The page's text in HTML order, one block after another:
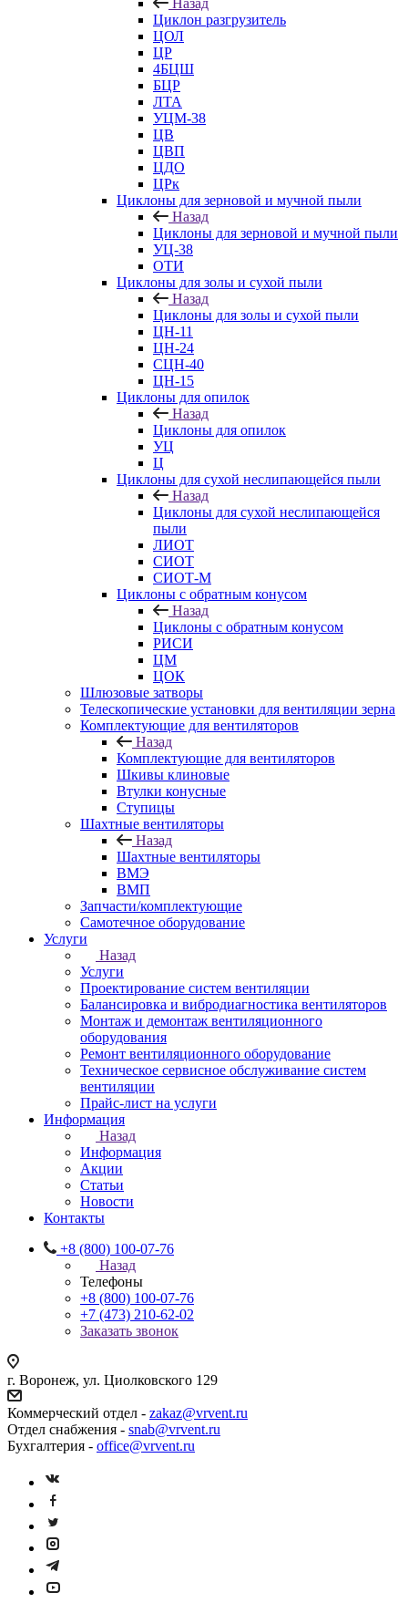
Назад
Циклон разгрузитель
ЦОЛ
ЦР
4БЦШ
БЦР
ЛТА
УЦМ-38
ЦВ
ЦВП
ЦДО
ЦРк
Циклоны для зерновой и мучной пыли
Назад
Циклоны для зерновой и мучной пыли
УЦ-38
ОТИ
Циклоны для золы и сухой пыли
Назад
Циклоны для золы и сухой пыли
ЦН-11
ЦН-24
СЦН-40
ЦН-15
Циклоны для опилок
Назад
Циклоны для опилок
УЦ
Ц
Циклоны для сухой неслипающейся пыли
Назад
Циклоны для сухой неслипающейся
пыли
ЛИОТ
СИОТ
СИОТ-М
Циклоны с обратным конусом
Назад
Циклоны с обратным конусом
РИСИ
ЦМ
ЦОК
Шлюзовые затворы
Телескопические установки для вентиляции зерна
Комплектующие для вентиляторов
Назад
Комплектующие для вентиляторов
Шкивы клиновые
Втулки конусные
Ступицы
Шахтные вентиляторы
Назад
Шахтные вентиляторы
ВМЭ
ВМП
Запчасти/комплектующие
Самотечное оборудование
Услуги
Назад
Услуги
Проектирование систем вентиляции
Балансировка и вибродиагностика вентиляторов
Монтаж и демонтаж вентиляционного
оборудования
Ремонт вентиляционного оборудование
Техническое сервисное обслуживание систем
вентиляции
Прайс-лист на услуги
Информация
Назад
Информация
Акции
Статьи
Новости
Контакты
+8 (800) 100-07-76
Назад
Телефоны
+8 (800) 100-07-76
+7 (473) 210-62-02
Заказать звонок
г. Воронеж, ул. Циолковского 129
Коммерческий отдел - zakaz@vrvent.ru
Отдел снабжения - snab@vrvent.ru
Бухгалтерия - office@vrvent.ru